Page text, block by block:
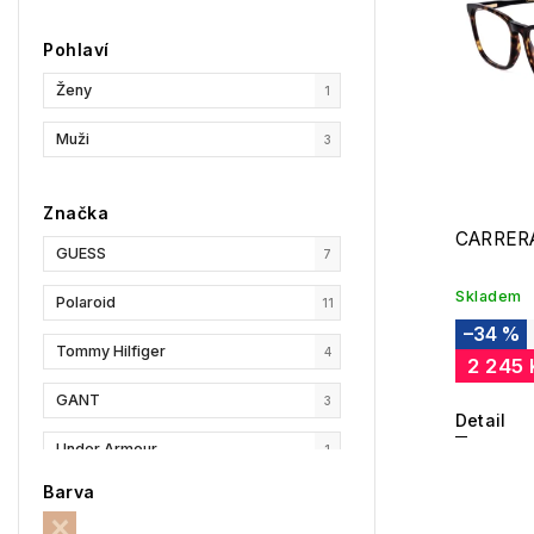
Pohlaví
Ženy 1
Muži 3
Značka
GUESS 7
Polaroid 11
Tommy Hilfiger 4
GANT 3
Under Armour 1
Privé Revaux
Barva
Skladem
–34 %
2 245
Detail